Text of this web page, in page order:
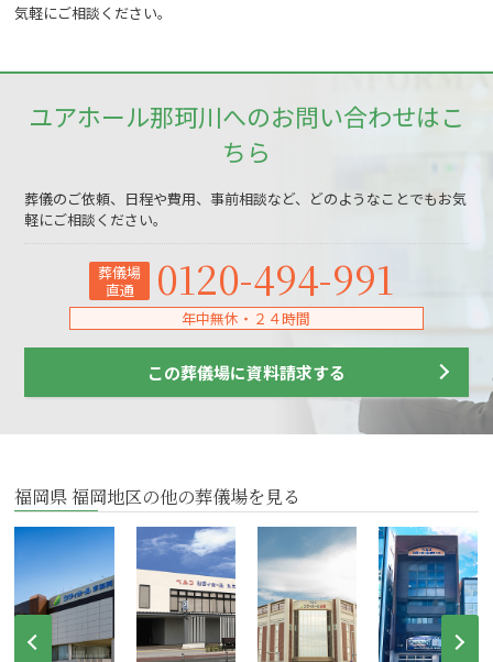
気軽にご相談ください。
ユアホール那珂川へのお問い合わせはこ
ちら
葬儀のご依頼、日程や費用、事前相談など、どのようなことでもお気
軽にご相談ください。
葬儀場
直通
0120-494-991
年中無休・２４時間
この葬儀場に資料請求する
福岡県 福岡地区の他の葬儀場を見る
Prev